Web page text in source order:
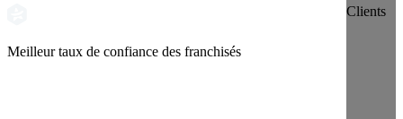
Meilleur taux de confiance des franchisés
Clients